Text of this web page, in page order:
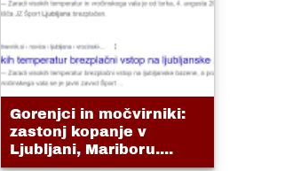
Gorenjci in močvirniki:
zastonj kopanje v
Ljubljani, Mariboru....